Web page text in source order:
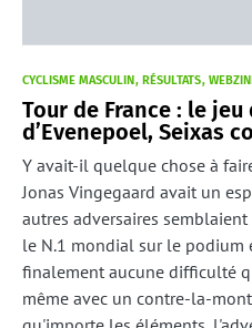
CYCLISME MASCULIN RÉSULTATS
Tour de France : le
d’Evenepoel, Seixas
Y avait-il quelque chose à
Jonas Vingegaard avait un
autres adversaires
le N.1 mondial sur le podium
finalement aucune difficulté
même avec un contre-la-